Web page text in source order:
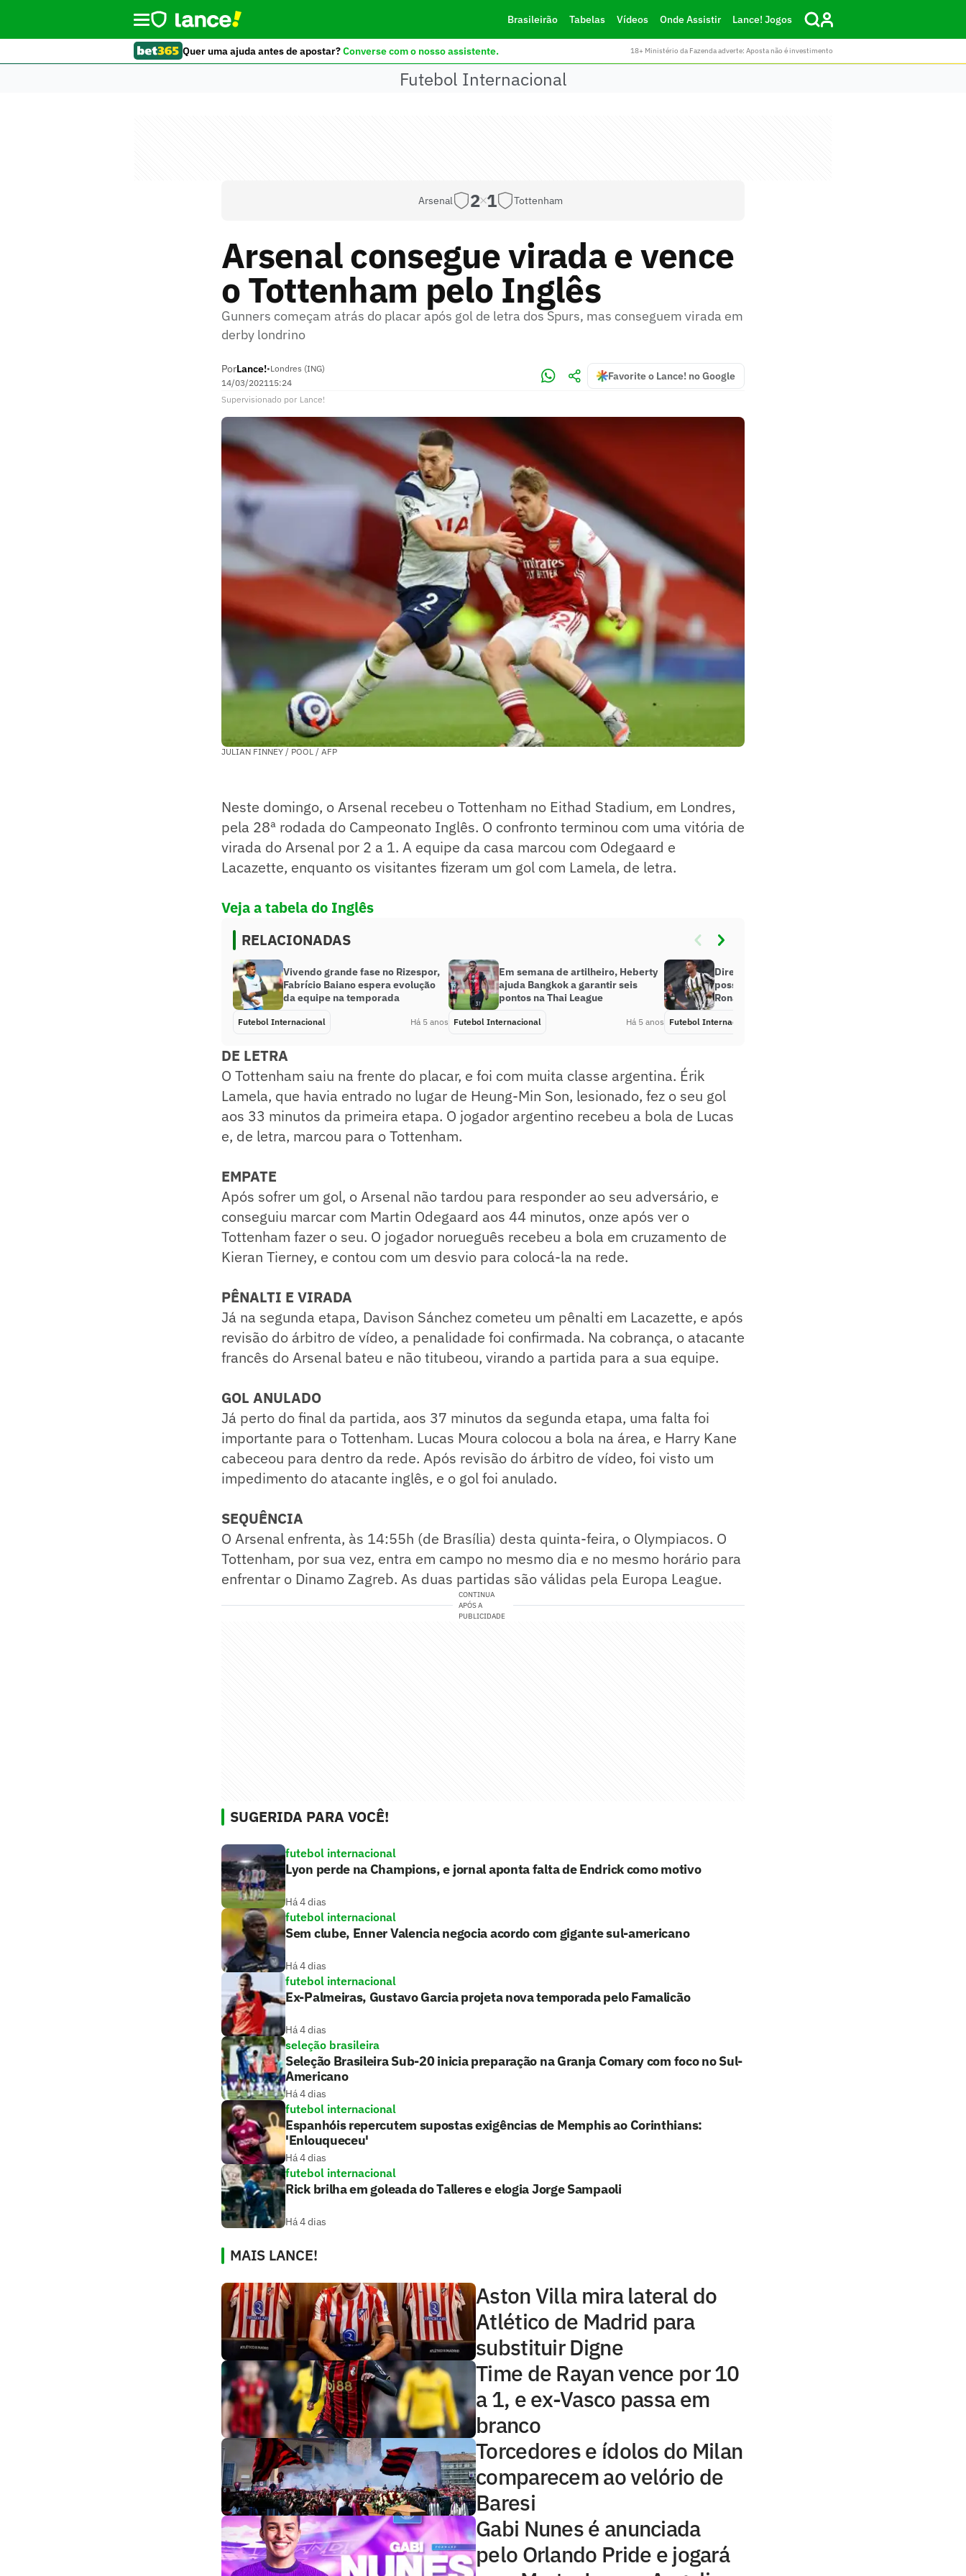
Brasileirão Tabelas Vídeos Onde Assistir Lance! Jogos
Quer uma ajuda antes de apostar?Converse com o nosso assistente. 18+ Ministério da Fazenda adverte: Aposta não é investimento
Futebol Internacional
Arsenal 2 1 Tottenham
Arsenal consegue virada e vence
o Tottenham pelo Inglês
Gunners começam atrás do placar após gol de letra dos Spurs, mas conseguem virada em
derby londrino
PorLance!•Londres (ING)
14/03/202115:24
Favorite o Lance! no Google
Supervisionado por Lance!
JULIAN FINNEY / POOL / AFP
Neste domingo, o Arsenal recebeu o Tottenham no Eithad Stadium, em Londres,
pela 28ª rodada do Campeonato Inglês. O confronto terminou com uma vitória de
virada do Arsenal por 2 a 1. A equipe da casa marcou com Odegaard e
Lacazette, enquanto os visitantes fizeram um gol com Lamela, de letra.
Veja a tabela do Inglês
RELACIONADAS
Vivendo grande fase no Rizespor,
Fabrício Baiano espera evolução
da equipe na temporada
Futebol Internacional Há 5 anos
Em semana de artilheiro, Heberty
ajuda Bangkok a garantir seis
pontos na Thai League
Futebol Internacional Há 5 anos
Diretor da Juventus fala sobre
possível saída de Cristiano
Ronaldo
Futebol Internacional
DE LETRA
O Tottenham saiu na frente do placar, e foi com muita classe argentina. Érik
Lamela, que havia entrado no lugar de Heung-Min Son, lesionado, fez o seu gol
aos 33 minutos da primeira etapa. O jogador argentino recebeu a bola de Lucas
e, de letra, marcou para o Tottenham.
EMPATE
Após sofrer um gol, o Arsenal não tardou para responder ao seu adversário, e
conseguiu marcar com Martin Odegaard aos 44 minutos, onze após ver o
Tottenham fazer o seu. O jogador norueguês recebeu a bola em cruzamento de
Kieran Tierney, e contou com um desvio para colocá-la na rede.
PÊNALTI E VIRADA
​Já na segunda etapa, Davison Sánchez cometeu um pênalti em Lacazette, e após
revisão do árbitro de vídeo, a penalidade foi confirmada. Na cobrança, o atacante
francês do Arsenal bateu e não titubeou, virando a partida para a sua equipe.
GOL ANULADO
Já perto do final da partida, aos 37 minutos da segunda etapa, uma falta foi
importante para o Tottenham. Lucas Moura colocou a bola na área, e Harry Kane
cabeceou para dentro da rede. Após revisão do árbitro de vídeo, foi visto um
impedimento do atacante inglês, e o gol foi anulado.
SEQUÊNCIA
O Arsenal enfrenta, às 14:55h (de Brasília) desta quinta-feira, o Olympiacos. O
Tottenham, por sua vez, entra em campo no mesmo dia e no mesmo horário para
enfrentar o Dinamo Zagreb. As duas partidas são válidas pela Europa League.
CONTINUA
APÓS A
PUBLICIDADE
SUGERIDA PARA VOCÊ!
futebol internacional
Lyon perde na Champions, e jornal aponta falta de Endrick como motivo
Há 4 dias
futebol internacional
Sem clube, Enner Valencia negocia acordo com gigante sul-americano
Há 4 dias
futebol internacional
Ex-Palmeiras, Gustavo Garcia projeta nova temporada pelo Famalicão
Há 4 dias
seleção brasileira
Seleção Brasileira Sub-20 inicia preparação na Granja Comary com foco no Sul-
Americano
Há 4 dias
futebol internacional
Espanhóis repercutem supostas exigências de Memphis ao Corinthians:
'Enlouqueceu'
Há 4 dias
futebol internacional
Rick brilha em goleada do Talleres e elogia Jorge Sampaoli
Há 4 dias
MAIS LANCE!
Aston Villa mira lateral do
Atlético de Madrid para
substituir Digne
Time de Rayan vence por 10
a 1, e ex-Vasco passa em
branco
Torcedores e ídolos do Milan
comparecem ao velório de
Baresi
Gabi Nunes é anunciada
pelo Orlando Pride e jogará